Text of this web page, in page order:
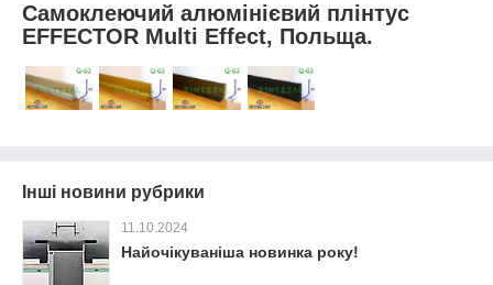
Самоклеючий алюмінієвий плінтус
EFFECTOR Multi Effect, Польща.
Інші новини рубрики
11.10.2024
Найочікуваніша новинка року!